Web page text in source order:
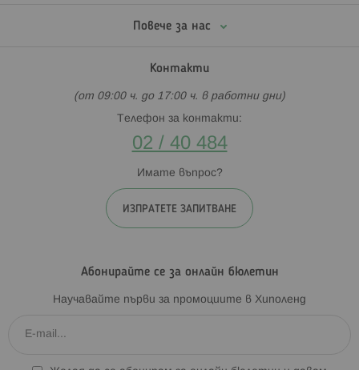
Повече за нас
Контакти
(от 09:00 ч. до 17:00 ч. в работни дни)
Телефон за контакти:
02 / 40 484
Имате въпрос?
ИЗПРАТЕТЕ ЗАПИТВАНЕ
Абонирайте се за онлайн бюлетин
Научавайте първи за промоциите в Хиполенд